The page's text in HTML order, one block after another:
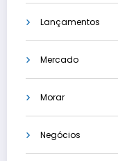
Lançamentos
Mercado
Morar
Negócios